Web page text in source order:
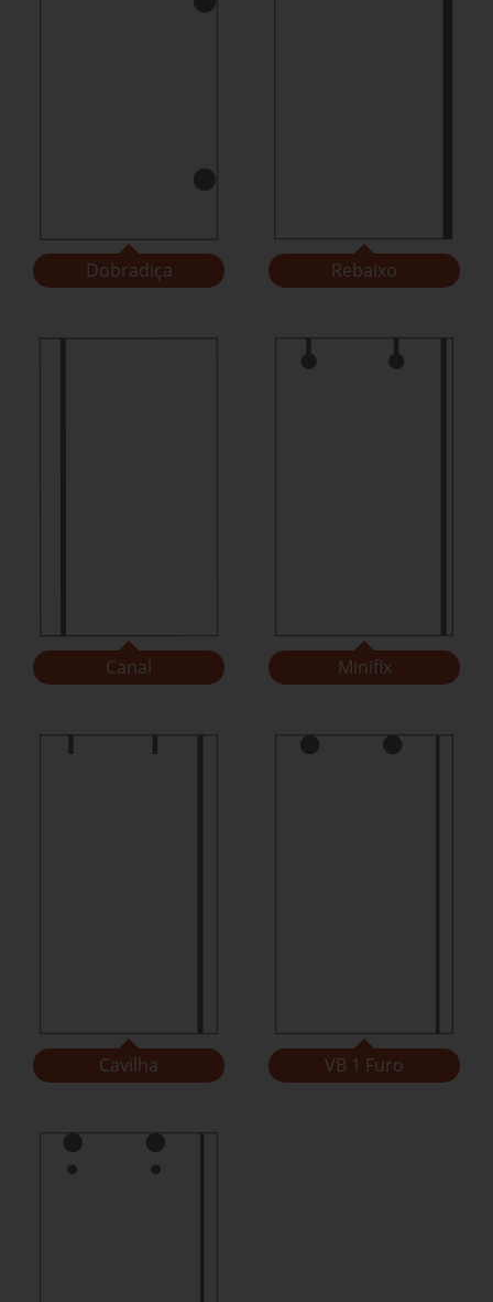
Dobradiça Rebaixo
Canal Minifix
Cavilha VB 1 Furo